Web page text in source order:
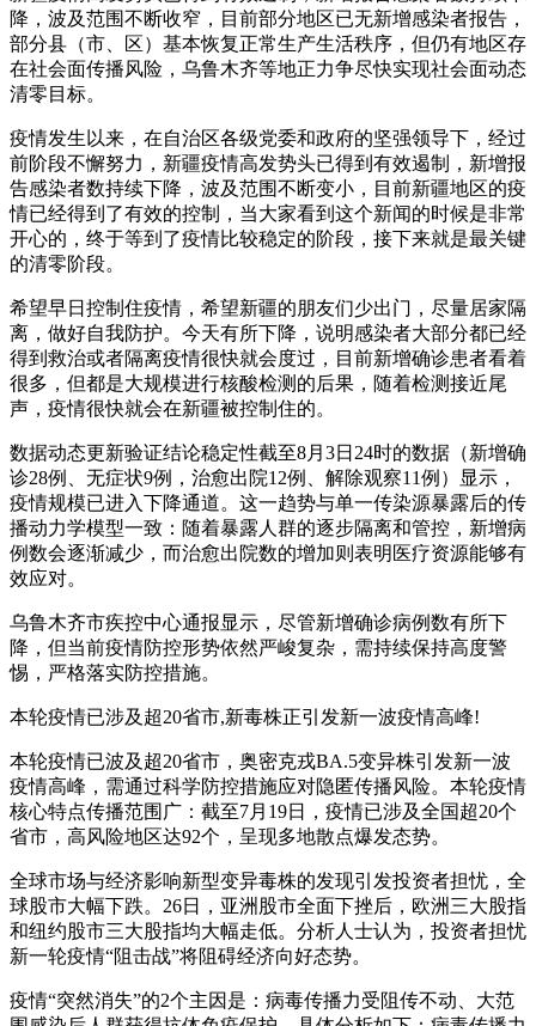
降，波及范围不断收窄，目前部分地区已无新增感染者报告，
部分县（市、区）基本恢复正常生产生活秩序，但仍有地区存
在社会面传播风险，乌鲁木齐等地正力争尽快实现社会面动态
清零目标。
疫情发生以来，在自治区各级党委和政府的坚强领导下，经过
前阶段不懈努力，新疆疫情高发势头已得到有效遏制，新增报
告感染者数持续下降，波及范围不断变小，目前新疆地区的疫
情已经得到了有效的控制，当大家看到这个新闻的时候是非常
开心的，终于等到了疫情比较稳定的阶段，接下来就是最关键
的清零阶段。
希望早日控制住疫情，希望新疆的朋友们少出门，尽量居家隔
离，做好自我防护。今天有所下降，说明感染者大部分都已经
得到救治或者隔离疫情很快就会度过，目前新增确诊患者看着
很多，但都是大规模进行核酸检测的后果，随着检测接近尾
声，疫情很快就会在新疆被控制住的。
数据动态更新验证结论稳定性截至8月3日24时的数据（新增确
诊28例、无症状9例，治愈出院12例、解除观察11例）显示，
疫情规模已进入下降通道。这一趋势与单一传染源暴露后的传
播动力学模型一致：随着暴露人群的逐步隔离和管控，新增病
例数会逐渐减少，而治愈出院数的增加则表明医疗资源能够有
效应对。
乌鲁木齐市疾控中心通报显示，尽管新增确诊病例数有所下
降，但当前疫情防控形势依然严峻复杂，需持续保持高度警
惕，严格落实防控措施。
本轮疫情已涉及超20省市,新毒株正引发新一波疫情高峰!
本轮疫情已波及超20省市，奥密克戎BA.5变异株引发新一波
疫情高峰，需通过科学防控措施应对隐匿传播风险。本轮疫情
核心特点传播范围广：截至7月19日，疫情已涉及全国超20个
省市，高风险地区达92个，呈现多地散点爆发态势。
全球市场与经济影响新型变异毒株的发现引发投资者担忧，全
球股市大幅下跌。26日，亚洲股市全面下挫后，欧洲三大股指
和纽约股市三大股指均大幅走低。分析人士认为，投资者担忧
新一轮疫情“阻击战”将阻碍经济向好态势。
疫情“突然消失”的2个主因是：病毒传播力受阻传不动、大范